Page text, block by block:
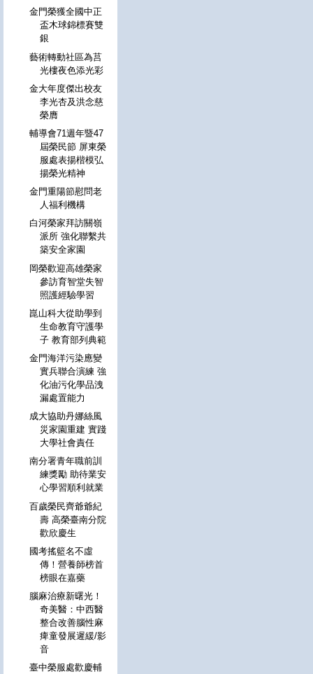
金門榮獲全國中正
盃木球錦標賽雙
銀
藝術轉動社區為莒
光樓夜色添光彩
金大年度傑出校友
李光杏及洪念慈
榮膺
輔導會71週年暨47
屆榮民節 屏東榮
服處表揚楷模弘
揚榮光精神
金門重陽節慰問老
人福利機構
白河榮家拜訪關嶺
派所 強化聯繫共
築安全家園
岡榮歡迎高雄榮家
參訪育智堂失智
照護經驗學習
崑山科大從助學到
生命教育守護學
子 教育部列典範
金門海洋污染應變
實兵聯合演練 強
化油污化學品洩
漏處置能力
成大協助丹娜絲風
災家園重建 實踐
大學社會責任
南分署青年職前訓
練獎勵 助待業安
心學習順利就業
百歲榮民齊爺爺紀
壽 高榮臺南分院
歡欣慶生
國考搖籃名不虛
傳！營養師榜首
榜眼在嘉藥
腦麻治療新曙光！
奇美醫：中西醫
整合改善腦性麻
痺童發展遲緩/影
音
臺中榮服處歡慶輔